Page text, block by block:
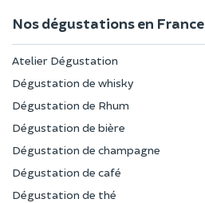
Nos dégustations en France
Atelier Dégustation
Dégustation de whisky
Dégustation de Rhum
Dégustation de bière
Dégustation de champagne
Dégustation de café
Dégustation de thé